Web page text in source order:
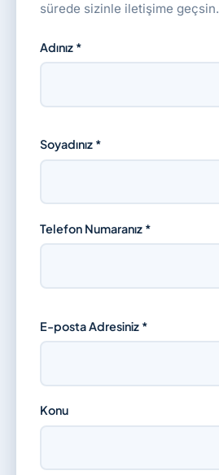
sürede sizinle iletişime geçsin.
Adınız *
Soyadınız *
Telefon Numaranız *
E-posta Adresiniz *
Konu